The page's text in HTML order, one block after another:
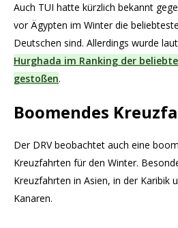
Auch TUI hatte kürzlich bekannt
vor Ägypten im Winter die
Deutschen sind. Allerdings wurde
Hurghada im Ranking der
gestoßen.
Boomendes
Der DRV beobachtet auch eine
Kreuzfahrten für den Winter.
Kreuzfahrten in Asien, in der Karibik
Kanaren.